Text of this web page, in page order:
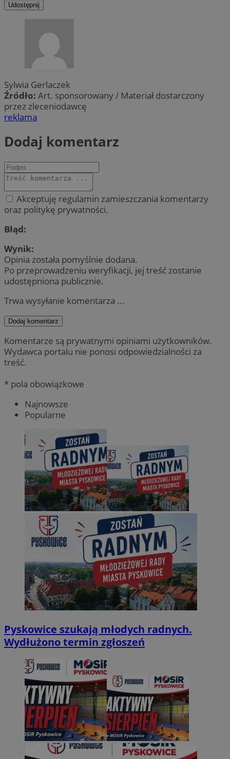
Udostępnij
Sylwia Gerlaczek
Źródło: Art. sponsorowany / Materiał dostarczony
przez zleceniodawcę
reklama
Dodaj komentarz
Akceptuję regulamin zamieszczania komentarzy
oraz politykę prywatności.
Błąd:
Wynik:
Opinia została pomyślnie dodana.
Po przeprowadzeniu weryfikacji, jej treść zostanie
udostępniona publicznie.
Trwa wysyłanie komentarza ...
Dodaj komentarz
Komentarze są prywatnymi opiniami użytkowników.
Wydawca portalu nie ponosi odpowiedzialności za
treść.
* pola obowiązkowe
Najnowsze
Popularne
Pyskowice szukają młodych radnych.
Wydłużono termin zgłoszeń